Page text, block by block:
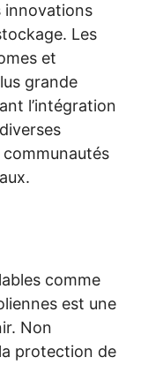
innovations
Les
et
grande
l’intégration
comme
est une
Non
protection de